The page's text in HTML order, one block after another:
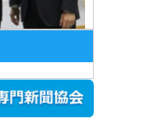
本文部科学